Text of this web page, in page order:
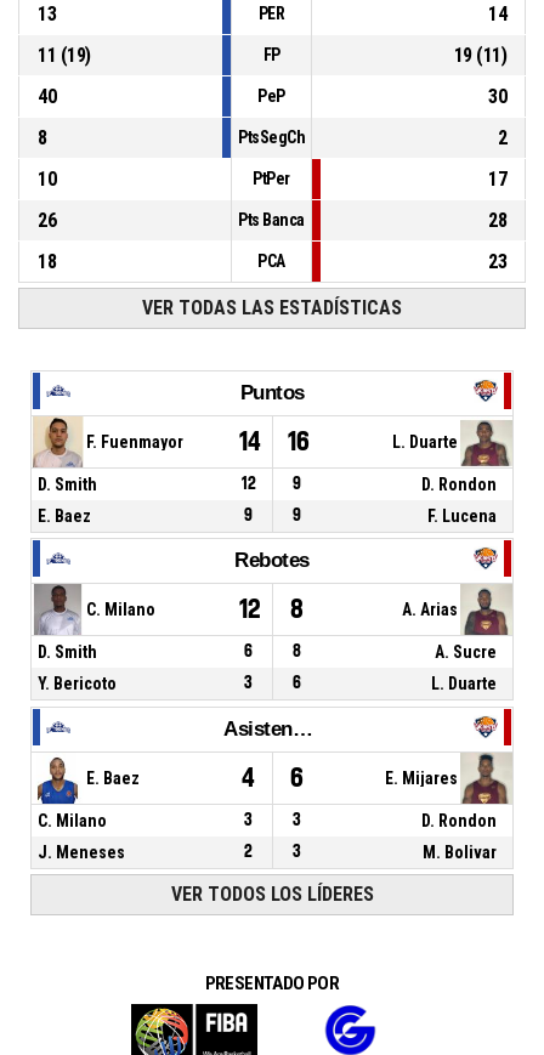
13
PER
14
11 (19) FP 19(11)
40
PeP
30
8
PtsSegCh
2
10
PtPer
17
26
Pts Banca
28
18
PCA 23
VER TODAS LAS ESTADÍSTICAS
Puntos
F. Fuenmayor 14 16 L. Duarte
D. Smith 12 9
D. Rondon
E. Baez
9 9 F. Lucena
Rebotes
C. Milano 12 8 A. Arias
D. Smith 6 8
A. Sucre
Y. Bericoto
3 6 L. Duarte
Asistencias
E. Baez 4 6 E. Mijares
C. Milano 3 3
D. Rondon
J. Meneses
2 3 M. Bolivar
VER TODOS LOS LÍDERES
PRESENTADO POR